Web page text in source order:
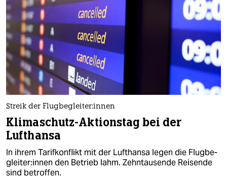
Streik der Flug­be­glei­te­r:in­nen
Klimaschutz-Aktionstag bei der
Lufthansa
In ihrem Tarifkonflikt mit der Lufthansa legen die Flug­be­
glei­te­r:in­nen den Betrieb lahm. Zehntausende Reisende
sind betroffen.